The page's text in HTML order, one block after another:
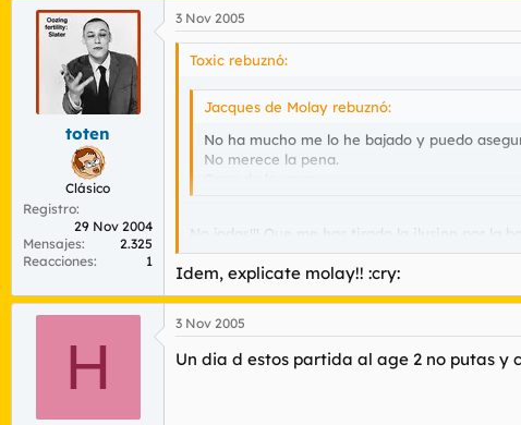
toten
Clásico
Registro
29 Nov 2004
Mensajes
2.325
Reacciones
1
3 Nov 2005
Toxic rebuznó:
Jacques de Molay rebuznó:
No ha mucho me lo he bajado y puedo
No merece la pena.
No jodas!!! Que me has tirado la ilusion por la
Anda cuenta algo, di porque es tan malo según
Idem, explicate molay!! :cry:
H
3 Nov 2005
Un dia d estos partida al age 2 no putas y